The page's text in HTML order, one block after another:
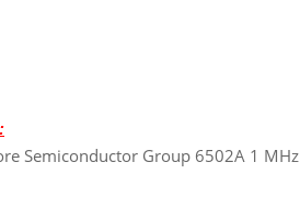
Semiconductor Group 6502A 1 MHz